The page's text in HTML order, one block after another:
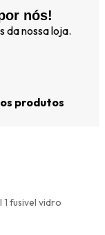
nós!
da nossa loja.
produtos
fusivel vidro